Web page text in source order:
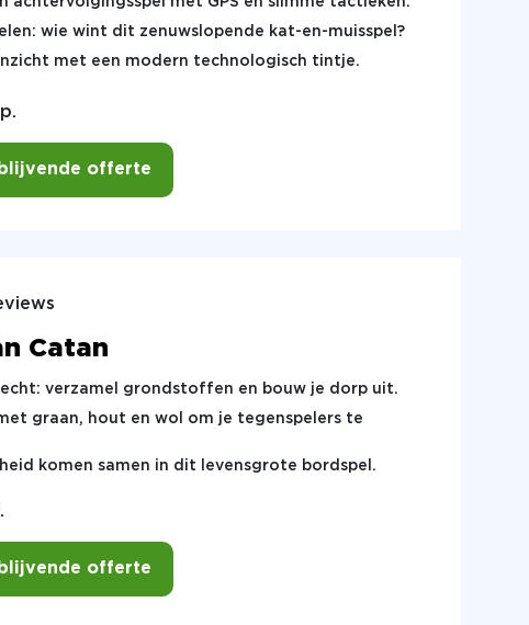
wie wint dit zenuwslopende kat-en-muisspel?
met een modern technologisch tintje.
offerte
Catan
verzamel grondstoffen en bouw je dorp uit.
graan, hout en wol om je tegenspelers te
komen samen in dit levensgrote bordspel.
offerte